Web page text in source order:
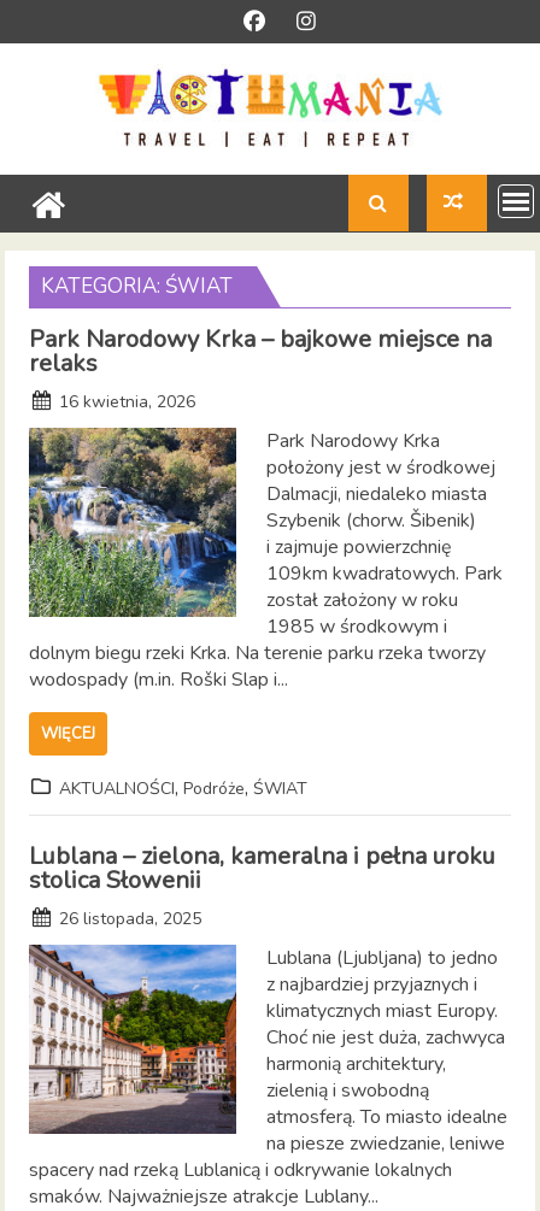
to
KATEGORIA: ŚWIAT
Park Narodowy Krka – bajkowe miejsce na
relaks
16 kwietnia, 2026
Park Narodowy Krka
położony jest w środkowej
Dalmacji, niedaleko miasta
Szybenik (chorw. Šibenik)
i zajmuje powierzchnię
109km kwadratowych. Park
został założony w roku
1985 w środkowym i
dolnym biegu rzeki Krka. Na terenie parku rzeka tworzy
wodospady (m.in. Roški Slap i...
WIĘCEJ
AKTUALNOŚCI,Podróże,ŚWIAT
Lublana – zielona, kameralna i pełna uroku
stolica Słowenii
26 listopada, 2025
Lublana (Ljubljana) to jedno
z najbardziej przyjaznych i
klimatycznych miast Europy.
Choć nie jest duża, zachwyca
harmonią architektury,
zielenią i swobodną
atmosferą. To miasto idealne
na piesze zwiedzanie, leniwe
spacery nad rzeką Lublanicą i odkrywanie lokalnych
smaków. Najważniejsze atrakcje Lublany...